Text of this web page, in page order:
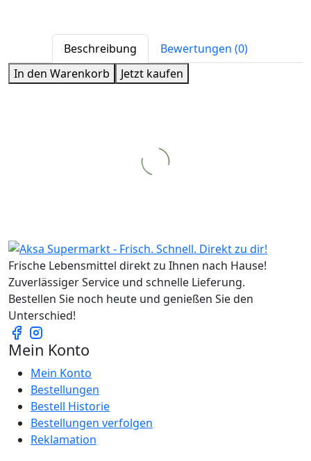
Beschreibung
Bewertungen (0)
In den Warenkorb
Jetzt kaufen
Frische Lebensmittel direkt zu Ihnen nach Hause!
Zuverlässiger Service und schnelle Lieferung.
Bestellen Sie noch heute und genießen Sie den
Unterschied!
Mein Konto
Mein Konto
Bestellungen
Bestell Historie
Bestellungen verfolgen
Reklamation